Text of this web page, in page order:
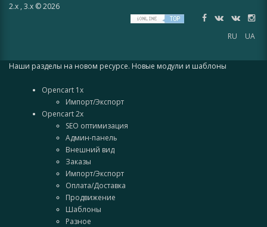
2.x , 3.x © 2026
RU UA
Наши разделы на новом ресурсе. Новые модули и шаблоны
Opencart 1x
Импорт/Экспорт
Opencart 2x
SEO оптимизация
Админ-панель
Внешний вид
Заказы
Импорт/Экспорт
Оплата/Доставка
Продвижение
Шаблоны
Разное